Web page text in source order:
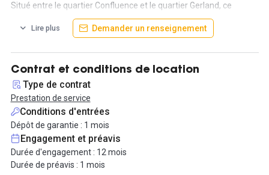
Situé entre le quartier Confluence et le quartier Gerland, ce
bureau fermé est meublé et équipé et il se trouve à un
emplacement parfait, en plein cœur de Lyon et proche de certains
Il est facile d'accès, à seulement quelques minutes de l'autoroute
A7 et du pont Pasteur.
Le loyer est de 5000€ HT/mois, il comprend :
- les charges,
- le mobilier,
- la connexion internet,
- l'accès aux parties communes
- la mise à disposition d'espaces détente,
Lire plus Demander un renseignement
Contrat et conditions de location
Type de contrat
Prestation de service
Conditions d'entrées
Dépôt de garantie : 1 mois
Engagement et préavis
Durée d'engagement : 12 mois
Durée de préavis : 1 mois